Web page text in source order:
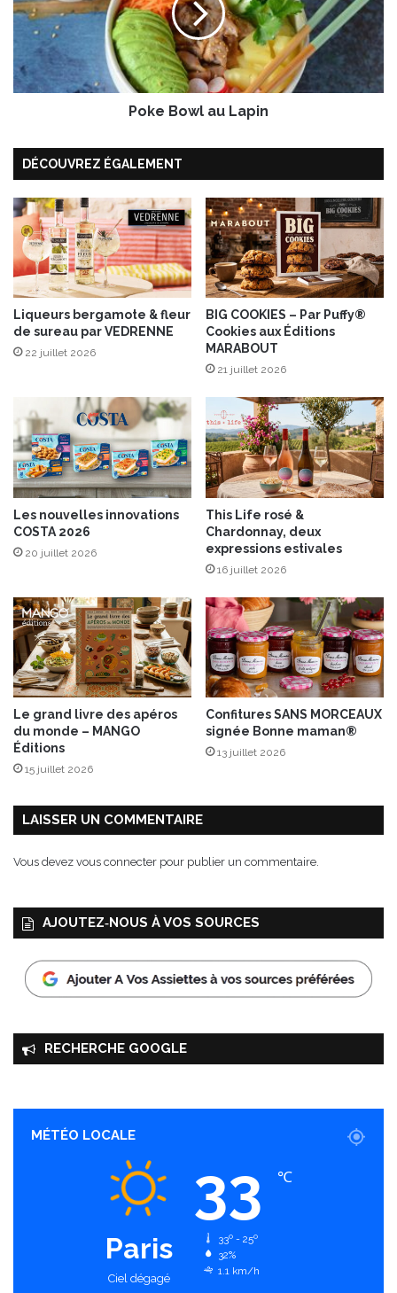
p
™
S
G
l
d
B
l
a
a
n
Poke Bowl au Lapin
DÉCOUVREZ ÉGALEMENT
Liqueurs bergamote & fleur
de sureau par VEDRENNE
22 juillet 2026
BIG COOKIES – Par Puffy®
Cookies aux Éditions
MARABOUT
21 juillet 2026
Les nouvelles innovations
COSTA 2026
20 juillet 2026
This Life rosé &
Chardonnay, deux
expressions estivales
16 juillet 2026
Le grand livre des apéros
du monde – MANGO
Éditions
15 juillet 2026
Confitures SANS MORCEAUX
signée Bonne maman®
13 juillet 2026
LAISSER UN COMMENTAIRE
Vous devez vous connecter pour publier un commentaire.
AJOUTEZ‑NOUS À VOS SOURCES
RECHERCHE GOOGLE
MÉTÉO LOCALE
Paris
Ciel dégagé
33 ℃
33º - 25º
32%
1.1 km/h